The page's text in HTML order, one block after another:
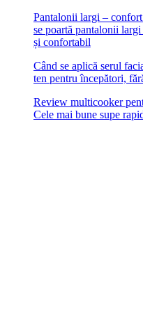
Pantalonii largi –
se poartă pantalonii
și confortabil
Când se aplică serul
ten pentru începători,
Review multicooker
Cele mai bune supe